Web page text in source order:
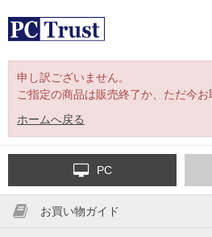
申し訳ございません。
ご指定の商品は販売終了か、ただ今お
ホームへ戻る
PC
お買い物ガイド